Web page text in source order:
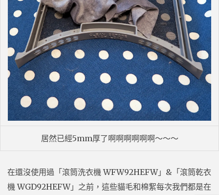
居然已經5mm厚了啊啊啊啊啊啊～～～
在還沒使用過「滾筒洗衣機 WFW92HEFW」&「滾筒乾衣
機 WGD92HEFW」之前，這些貓毛和棉絮每次我們都是在